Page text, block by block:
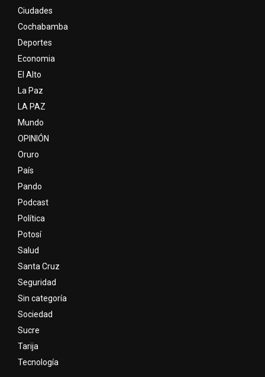
Ciudades
Cochabamba
Deportes
Economia
El Alto
La Paz
LA PAZ
Mundo
OPINIÓN
Oruro
País
Pando
Podcast
Política
Potosí
Salud
Santa Cruz
Seguridad
Sin categoría
Sociedad
Sucre
Tarija
Tecnología